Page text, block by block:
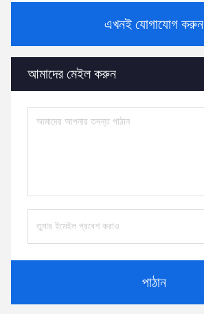
এখনই যোগাযোগ করুন
আমাদের মেইল ​​করুন
পাঠান